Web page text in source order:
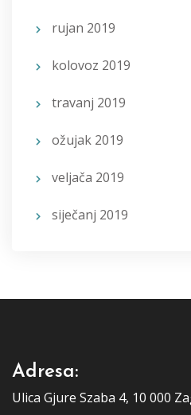
rujan 2019
kolovoz 2019
travanj 2019
ožujak 2019
veljača 2019
siječanj 2019
Adresa:
Ulica Gjure Szaba 4, 10 000